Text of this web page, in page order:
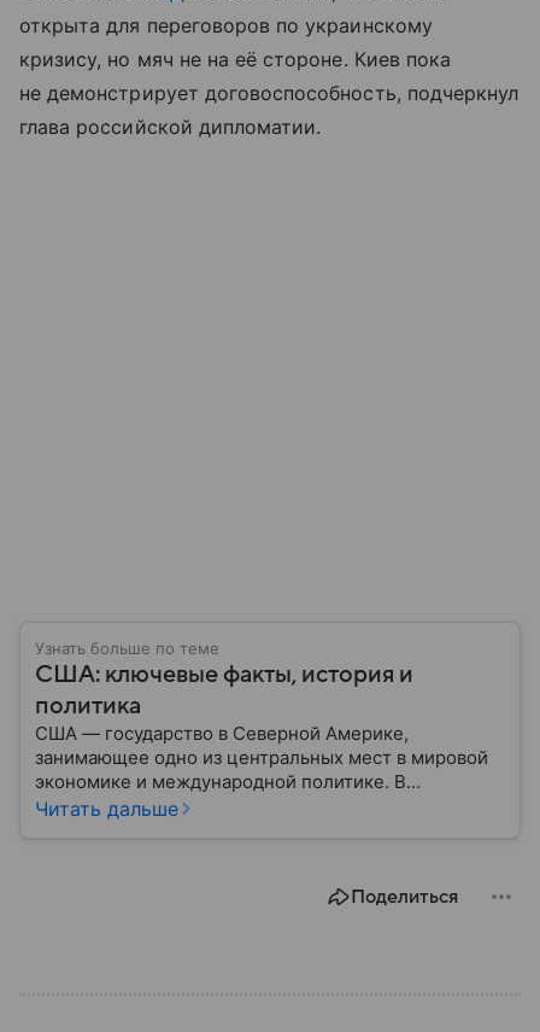
открыта для переговоров по украинскому
кризису, но мяч не на её стороне. Киев пока
не демонстрирует договоспособность, подчеркнул
глава российской дипломатии.
Узнать больше по теме
США: ключевые факты, история и
политика
США — государство в Северной Америке,
занимающее одно из центральных мест в мировой
экономике и международной политике. В
материале — основные сведения об этой стране.
Читать дальше
Поделиться